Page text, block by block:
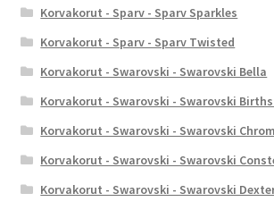
Korvakorut - Sparv - Sparv Sparkles
Korvakorut - Sparv - Sparv Twisted
Korvakorut - Swarovski - Swarovski Bella
Korvakorut - Swarovski - Swarovski
Korvakorut - Swarovski - Swarovski
Korvakorut - Swarovski - Swarovski
Korvakorut - Swarovski - Swarovski